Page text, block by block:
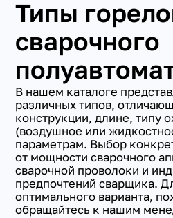
Типы
сварочного
В нашем каталоге
различных типов,
конструкции, длине, типу
(воздушное или
параметрам. Выбор
от мощности сварочного
сварочной проволоки и
предпочтений сварщика.
оптимального варианта,
обращайтесь к нашим